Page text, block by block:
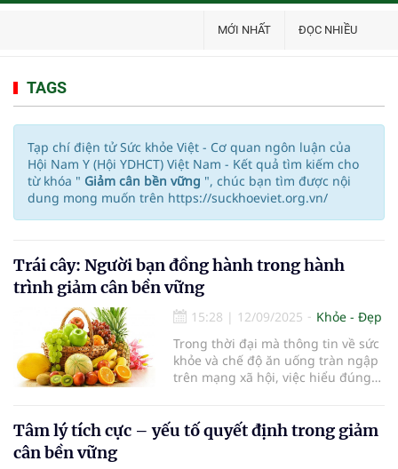
MỚI NHẤT ĐỌC NHIỀU
TAGS
Tạp chí điện tử Sức khỏe Việt - Cơ quan ngôn luận của
Hội Nam Y (Hội YDHCT) Việt Nam - Kết quả tìm kiếm cho
từ khóa " Giảm cân bền vững ", chúc bạn tìm được nội
dung mong muốn trên https://suckhoeviet.org.vn/
Trái cây: Người bạn đồng hành trong hành
trình giảm cân bền vững
15:28 | 12/09/2025
Khỏe - Đẹp
Trong thời đại mà thông tin về sức
khỏe và chế độ ăn uống tràn ngập
trên mạng xã hội, việc hiểu đúng
hiểu lầm phổ biến là trái cây chứa
nhiều đường và không phù hợp
Tâm lý tích cực – yếu tố quyết định trong giảm
cân bền vững